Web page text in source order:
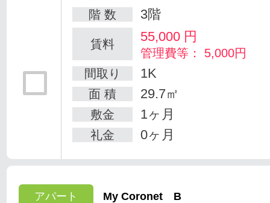
階 数 3階
賃料 55,000 円
管理費等： 5,000円
間取り
1K
面 積 29.7㎡
敷金 1ヶ月
礼金 0ヶ月
アパート My Coronet B